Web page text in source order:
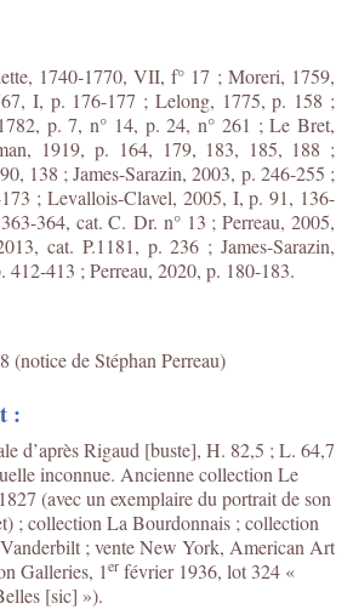
1740-1770, VII, f° 17 ; Moreri, 1759,
I, p. 176-177 ; Lelong, 1775, p. 158 ;
p. 7, n° 14, p. 24, n° 261 ; Le Bret,
1919, p. 164, 179, 183, 185, 188 ;
138 ; James-Sarazin, 2003, p. 246-255 ;
; Levallois-Clavel, 2005, I, p. 91, 136-
364, cat. C. Dr. n° 13 ; Perreau, 2005,
cat. P.1181, p. 236 ; James-Sarazin,
412-413 ; Perreau, 2020, p. 180-183.
(notice de Stéphan Perreau)
:
d’après Rigaud [buste], H. 82,5 ; L. 64,7
inconnue. Ancienne collection Le
(avec un exemplaire du portrait de son
; collection La Bourdonnais ; collection
; vente New York, American Art
Galleries, 1er février 1936, lot 324 «
[sic] »).